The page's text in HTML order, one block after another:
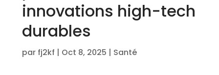
innovations high-tech
durables
par fj2kf | Oct 8, 2025 | Santé